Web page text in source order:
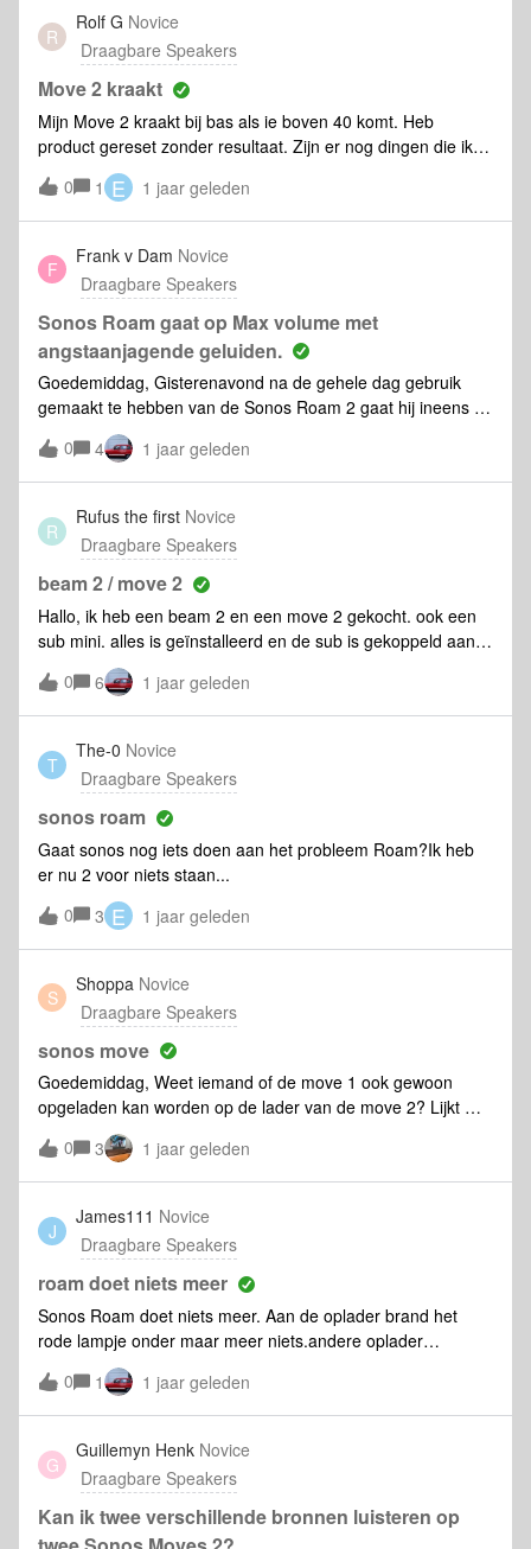
R
Rolf G Novice
Draagbare Speakers
Move 2 kraakt
Mijn Move 2 kraakt bij bas als ie boven 40 komt. Heb
product gereset zonder resultaat. Zijn er nog dingen die ik
kan proberen? Serienummer is: C4-38-75-0F-3C-D2:B
0 1 E 1 jaar geleden
F
Frank v Dam Novice
Draagbare Speakers
Sonos Roam gaat op Max volume met
angstaanjagende geluiden.
Goedemiddag, Gisterenavond na de gehele dag gebruik
gemaakt te hebben van de Sonos Roam 2 gaat hij ineens op
Max Volume met angstaanjagende geluiden.Met veel moeite
de speaker kunnen uitzetten. Batterij was nog meer als
voldoende geladen. Bluetooth functie dus niet in thuis
netwerk.De gehele dag spotify aan. Komt dit vaker voor?
Zeer onaangename ervaring. Met vriendelijke groet Frank,
0 4 1 jaar geleden
R
Rufus the first Novice
Draagbare Speakers
beam 2 / move 2
Hallo, ik heb een beam 2 en een move 2 gekocht. ook een
sub mini. alles is geïnstalleerd en de sub is gekoppeld aan
de beam. de move werkt ook als losse speaker. nu wil ik de
move hetzelfde laten afspelen als de beam. ik zie de beide
apparaten en vink ze beide aan. Maar de move werkt niet. Ik
krijg de melding bovenin de app dat er geen verbinding is. al
van alles gezocht en gereset. Maar geen resultaat. beetje
gefrustreerd aan het geraken. ze zitten allemaal op
hetzelfde netwerk.
0 6 1 jaar geleden
T
The-0 Novice
Draagbare Speakers
sonos roam
Gaat sonos nog iets doen aan het probleem Roam?Ik heb
er nu 2 voor niets staan...
0
3 E 1 jaar geleden
S
Shoppa Novice
Draagbare Speakers
sonos move
Goedemiddag, Weet iemand of de move 1 ook gewoon
opgeladen kan worden op de lader van de move 2? Lijkt mij
van wel, maar wil het zeker weten voordat ik hem koop. De
oude lader doet het helaas niet meer vanwege een
kattenbeet in de kabel 😞. Gr. Robbert
0 3 1 jaar geleden
J
James111 Novice
Draagbare Speakers
roam doet niets meer
Sonos Roam doet niets meer. Aan de oplader brand het
rode lampje onder maar meer niets.andere oplader
geprobeerd en gereset maar geen geluid. Ook niet zichtbaar
in systeem. Iemand die iets dezelfde ervaring heeft of een
antwoord?
0 1 1 jaar geleden
G
Guillemyn Henk Novice
Draagbare Speakers
Kan ik twee verschillende bronnen luisteren op